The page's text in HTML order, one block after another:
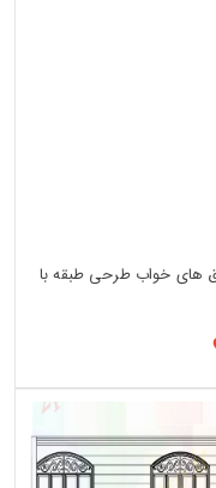
های خواب طرحی طبقه با